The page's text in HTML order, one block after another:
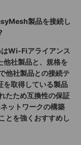
製品を接続し
Wi-Fiアライアンス
社製品と、規格を
他社製品との接続テ
を取得している製品
たため互換性の保証
ットワークの構築
とを強くおすすめし